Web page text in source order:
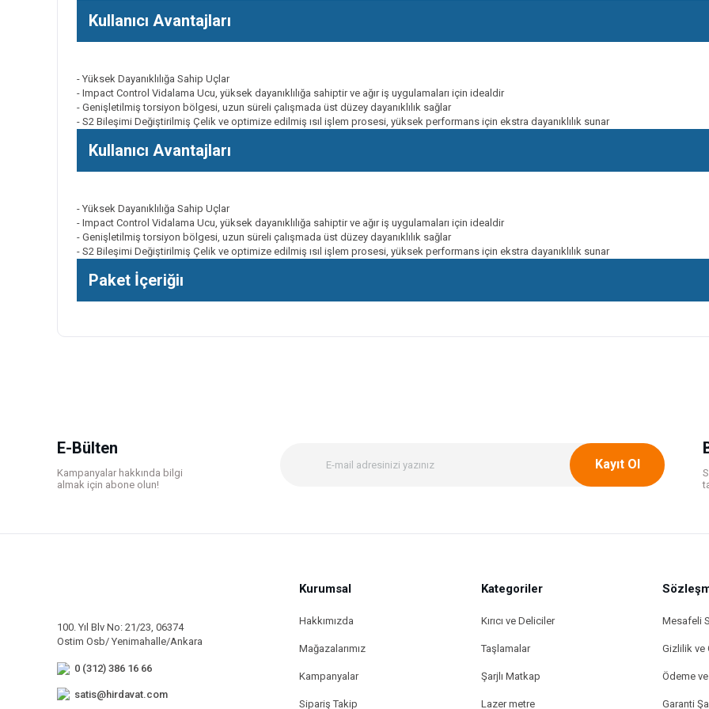
Kullanıcı Avantajları
- Yüksek Dayanıklılığa Sahip Uçlar
- Impact Control Vidalama Ucu, yüksek dayanıklılığa sahiptir ve ağır iş uygulamaları için idealdir
- Genişletilmiş torsiyon bölgesi, uzun süreli çalışmada üst düzey dayanıklılık sağlar
- S2 Bileşimi Değiştirilmiş Çelik ve optimize edilmiş ısıl işlem prosesi, yüksek performans için ekstra dayanıklılık sunar
Kullanıcı Avantajları
- Yüksek Dayanıklılığa Sahip Uçlar
- Impact Control Vidalama Ucu, yüksek dayanıklılığa sahiptir ve ağır iş uygulamaları için idealdir
- Genişletilmiş torsiyon bölgesi, uzun süreli çalışmada üst düzey dayanıklılık sağlar
- S2 Bileşimi Değiştirilmiş Çelik ve optimize edilmiş ısıl işlem prosesi, yüksek performans için ekstra dayanıklılık sunar
Paket İçeriğiı
Bu ürünün fiyat bilgisi, resim, ürün açıklamalarında ve diğer konularda yetersiz gördüğünüz noktaları öneri formunu kullanarak tarafımıza
Bu ürüne benzer farklı alternatifler olmalı.
Gönder
E-Bülten
Kampanyalar hakkında bilgi
almak için abone olun!
Kayıt Ol
100. Yıl Blv No: 21/23, 06374
Ostim Osb/ Yenimahalle/Ankara
0 (312) 386 16 66
satis@hirdavat.com
Kurumsal
Hakkımızda
Mağazalarımız
Kampanyalar
Sipariş Takip
Kategoriler
Kırıcı ve Deliciler
Taşlamalar
Şarjlı Matkap
Lazer metre
Mesafeli
Gizlilik ve
Ödeme
Garanti